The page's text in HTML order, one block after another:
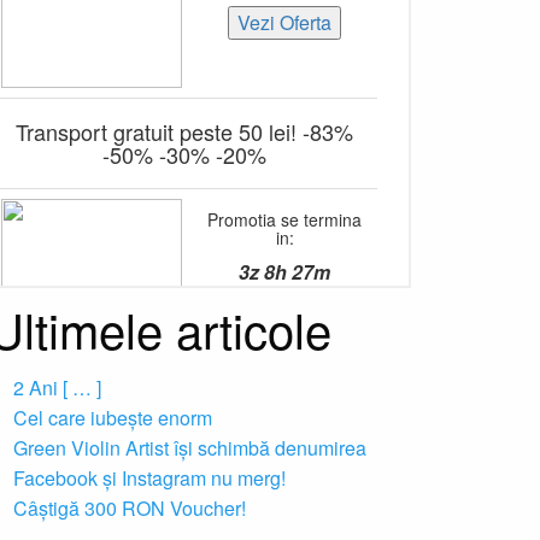
articole
2 Ani [ … ]
Cel care iubește enorm
Green Violin Artist își schimbă denumirea
Facebook și Instagram nu merg!
Câștigă 300 RON Voucher!